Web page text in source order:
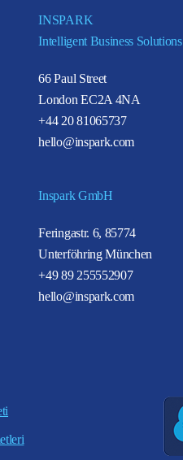
INSPARK
Intelligent Business Solutions
66 Paul Street
London EC2A 4NA
+44 20 81065737
hello@inspark.com
Inspark GmbH
Feringastr. 6, 85774
Unterföhring München
+49 89 255552907
hello@inspark.com